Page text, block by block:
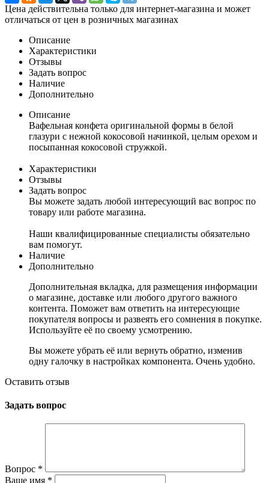
Цена действительна только для интернет-магазина и может
отличаться от цен в розничных магазинах
Описание
Характеристики
Отзывы
Задать вопрос
Наличие
Дополнительно
Описание
Вафельная конфета оригинальной формы в белой
глазури с нежной кокосовой начинкой, целым орехом и
посыпанная кокосовой стружкой.
Характеристики
Отзывы
Задать вопрос
Вы можете задать любой интересующий вас вопрос по
товару или работе магазина.
Наши квалифицированные специалисты обязательно
вам помогут.
Наличие
Дополнительно
Дополнительная вкладка, для размещения информации
о магазине, доставке или любого другого важного
контента. Поможет вам ответить на интересующие
покупателя вопросы и развеять его сомнения в покупке.
Используйте её по своему усмотрению.
Вы можете убрать её или вернуть обратно, изменив
одну галочку в настройках компонента. Очень удобно.
Оставить отзыв
Задать вопрос
Вопрос *
Ваше имя *